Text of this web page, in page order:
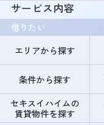
サービス内容
借りたい
エリアから探す
条件から探す
セキスイハイムの
賃貸物件を探す